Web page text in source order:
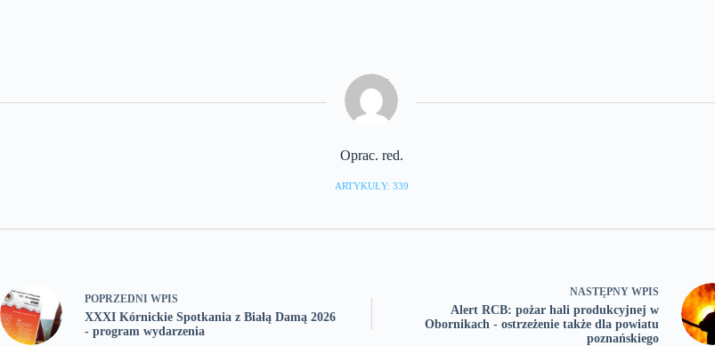
Oprac. red.
ARTYKUŁY: 339
POPRZEDNI WPIS
XXXI Kórnickie Spotkania z Białą Damą 2026
- program wydarzenia
NASTĘPNY WPIS
Alert RCB: pożar hali produkcyjnej w
Obornikach - ostrzeżenie także dla powiatu
poznańskiego